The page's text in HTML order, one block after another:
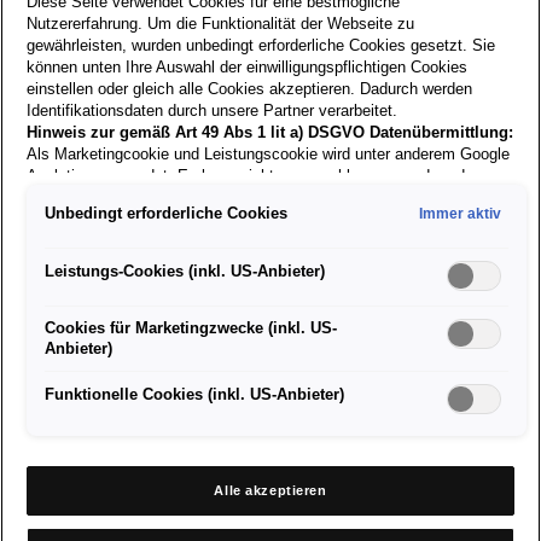
Größe:
Derzeit nicht verfügbar
High Quality T-Shirt aus 100 % Baumwolle
Nutzererfahrung. Um die Funktionalität der Webseite zu
gewährleisten, wurden unbedingt erforderliche Cookies gesetzt. Sie
können unten Ihre Auswahl der einwilligungspflichtigen Cookies
einstellen oder gleich alle Cookies akzeptieren. Dadurch werden
Identifikationsdaten durch unsere Partner verarbeitet.
Hinweis zur gemäß Art 49 Abs 1 lit a) DSGVO Datenübermittlung:
Als Marketingcookie und Leistungscookie wird unter anderem Google
Analytics verwendet. Es kann nicht ausgeschlossen werden, dass
die USA (insbesondere dort an die Google LLC) weitergibt. In den
gleichwertiges Datenschutzniveau und es fehlt an einem
Angemessenheitsbeschluss der Europäischen Kommission. Hieraus
Betroffener in den USA nicht wirksam durchsetzen können, in den
USA keine Datenschutzgrundsätze bestehen, und weil nicht
Sicherheitsbehörden einen Zugriff auf Daten erlangen können, wobei
Eingriffe in Ihre persönlichen Rechte und Freiheiten nicht auf das
Art 49 Abs 1 lit a) DSGVO der Übermittlung der in den
Unbedingt erforderliche Cookies Immer aktiv
Leistungs-Cookies (inkl. US-Anbieter)
Cookies für Marketingzwecke (inkl. US-
Anbieter)
Funktionelle Cookies (inkl. US-Anbieter)
Alle akzeptieren